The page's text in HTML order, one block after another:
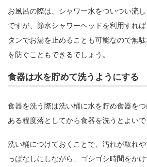
お風呂の際は、シャワー水をついつい流
ですが、節水シャワーヘッドを利用すれ
タンでお湯を止めることも可能なので無
を防ぐこともできるでしょう。
食器は水を貯めて洗うようにする
食器を洗う際は洗い桶に水を貯め食器を
ある程度落としてから食器を洗うとよいで
洗い桶につけておくことで、汚れが取れ
っぱなしにしながら、ゴシゴシ時間をか